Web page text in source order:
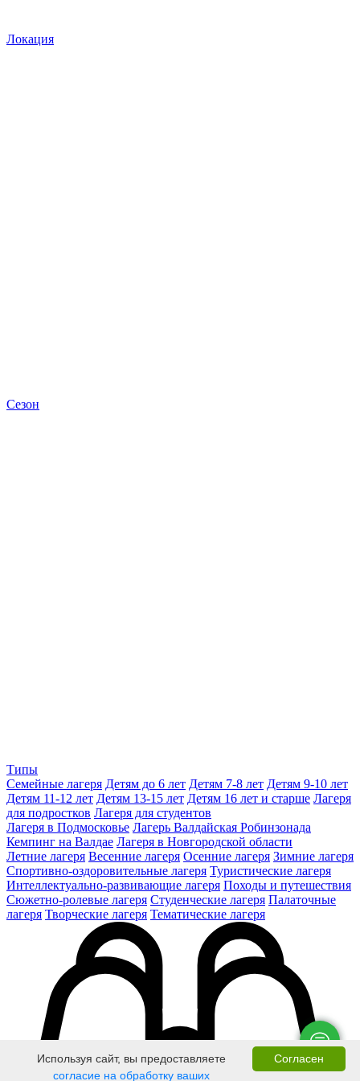
Локация
Сезон
Типы
Семейные лагеря Детям до 6 лет Детям 7-8 лет Детям 9-10 лет
Детям 11-12 лет Детям 13-15 лет Детям 16 лет и старше Лагеря
для подростков Лагеря для студентов
Лагеря в Подмосковье Лагерь Валдайская Робинзонада
Кемпинг на Валдае Лагеря в Новгородской области
Летние лагеря Весенние лагеря Осенние лагеря Зимние лагеря
Спортивно-оздоровительные лагеря Туристические лагеря
Интеллектуально-развивающие лагеря Походы и путешествия
Сюжетно-ролевые лагеря Студенческие лагеря Палаточные
лагеря Творческие лагеря Тематические лагеря
Согласен
Используя сайт, вы предоставляете
согласие на обработку ваших